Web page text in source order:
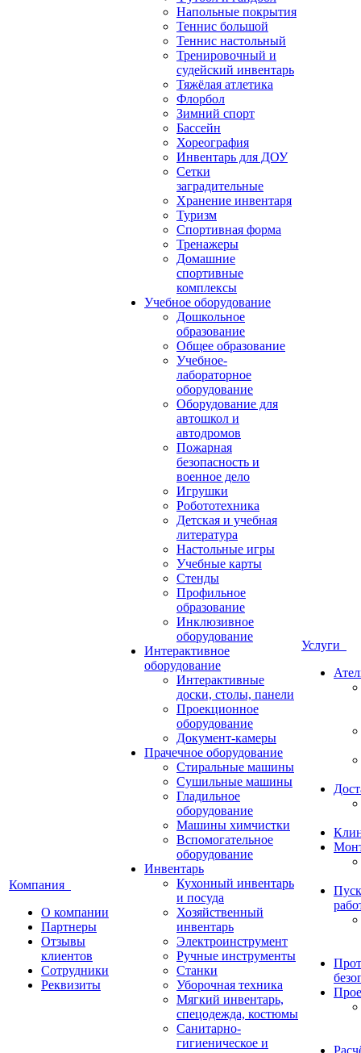
Компания
О компании
Партнеры
Отзывы
клиентов
Сотрудники
Реквизиты
Напольные покрытия
Теннис большой
Теннис настольный
Тренировочный и
судейский инвентарь
Тяжёлая атлетика
Флорбол
Зимний спорт
Бассейн
Хореография
Инвентарь для ДОУ
Сетки
заградительные
Хранение инвентаря
Туризм
Спортивная форма
Тренажеры
Домашние
спортивные
комплексы
Учебное оборудование
Дошкольное
образование
Общее образование
Учебное-
лабораторное
оборудование
Оборудование для
автошкол и
автодромов
Пожарная
безопасность и
военное дело
Игрушки
Робототехника
Детская и учебная
литература
Настольные игры
Учебные карты
Стенды
Профильное
образование
Инклюзивное
оборудование
Интерактивное
оборудование
Интерактивные
доски, столы, панели
Проекционное
оборудование
Документ-камеры
Прачечное оборудование
Стиральные машины
Сушильные машины
Гладильное
оборудование
Машины химчистки
Вспомогательное
оборудование
Инвентарь
Кухонный инвентарь
и посуда
Хозяйственный
инвентарь
Электроинструмент
Ручные инструменты
Станки
Уборочная техника
Мягкий инвентарь,
спецодежда, костюмы
Санитарно-
гигиеническое и
Услуги